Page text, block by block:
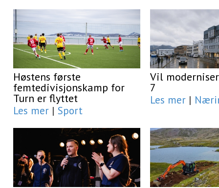
Høstens første
femtedivisjonskamp for
Turn er flyttet
Les mer | Sport
Vil
7
Les mer |